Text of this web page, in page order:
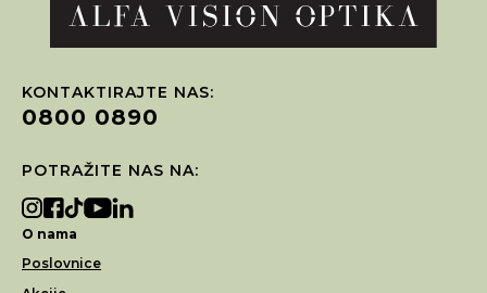
KONTAKTIRAJTE NAS:
0800 0890
POTRAŽITE NAS NA:
O nama
Poslovnice